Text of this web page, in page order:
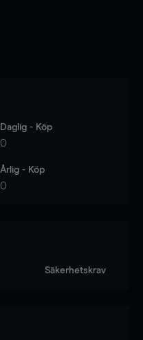
Daglig - Köp
0
Årlig - Köp
0
Säkerhetskrav